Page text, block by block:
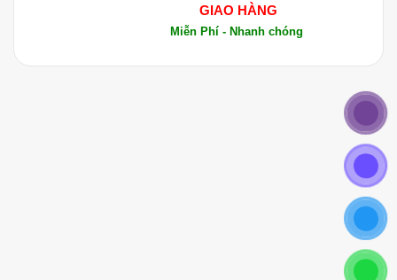
GIAO HÀNG
Miễn Phí - Nhanh chóng